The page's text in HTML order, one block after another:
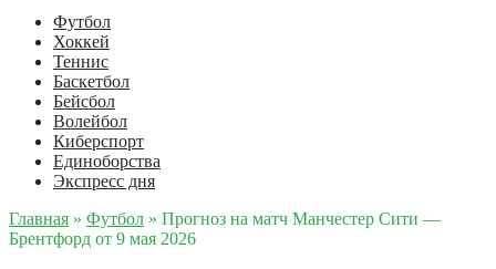
Футбол
Хоккей
Теннис
Баскетбол
Бейсбол
Волейбол
Киберспорт
Единоборства
Экспресс дня
Главная » Футбол » Прогноз на матч Манчестер Сити —
Брентфорд от 9 мая 2026